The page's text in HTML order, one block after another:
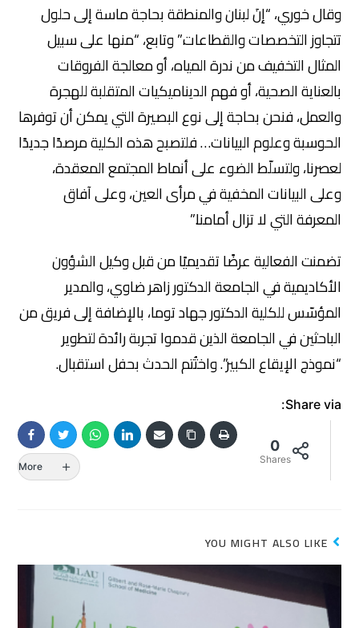
وقال خوري، “إنَ لبنان والمنطقة بحاجة ماسة إلى حلول
تتجاوز التخصصات والقطاعات.” وتابع، “منها على سبيل
المثال التخفيف من ندرة المياه، أو معالجة الفروقات
بالعناية الصحية، أو فهم الديناميكيات المتقلبة للهجرة
والعمل، فنحن بحاجة إلى نوع البصيرة التي يمكن أن توفرها
الحوسبة وعلوم البيانات… فلتصبح هذه الكلية مرصدًا جديدًا
لعصرنا، ولتسلّط الضوء على أنماط المجتمع المعقدة،
وعلى البيانات المخفية في مرأى العين، وعلى آفاق
المعرفة التي لا تزال أمامنا.”
تضمنت الفعالية عرضًا تقديميًا من قبل وكيل الشؤون
الأكاديمية في الجامعة الدكتور زاهر ضاوي، والمدير
المؤسّس للكلية الدكتور جهاد توما، بالإضافة إلى فريق من
الباحثين في الجامعة الذين قدموا تجربة رائدة لتطوير
“نموذج الإيقاع الكبير”. واختُتم الحدث بحفل استقبال.
Share via:
0
Shares
More
YOU MIGHT ALSO LIKE